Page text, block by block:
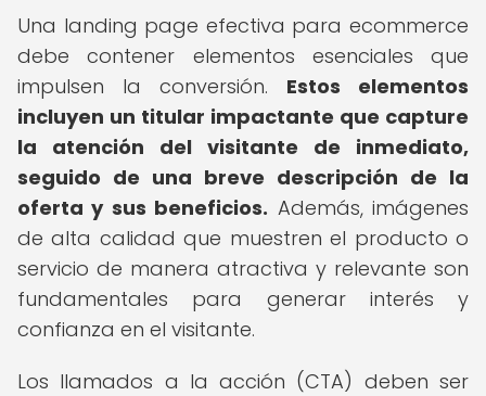
Una landing page efectiva para ecommerce
debe contener elementos esenciales que
impulsen la conversión. Estos elementos
incluyen un titular impactante que capture
la atención del visitante de inmediato,
seguido de una breve descripción de la
oferta y sus beneficios. Además, imágenes
de alta calidad que muestren el producto o
servicio de manera atractiva y relevante son
fundamentales para generar interés y
confianza en el visitante.
Los llamados a la acción (CTA) deben ser